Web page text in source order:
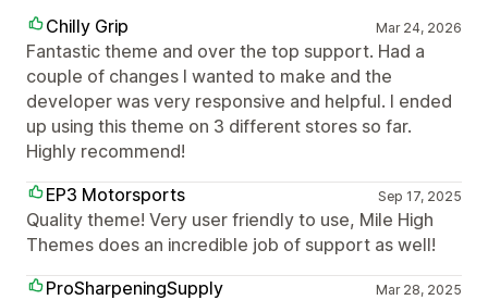
Chilly Grip Mar 24, 2026
Fantastic theme and over the top support. Had a
couple of changes I wanted to make and the
developer was very responsive and helpful. I ended
up using this theme on 3 different stores so far.
Highly recommend!
EP3 Motorsports
Sep 17, 2025
Quality theme! Very user friendly to use, Mile High
Themes does an incredible job of support as well!
ProSharpeningSupply
Mar 28, 2025